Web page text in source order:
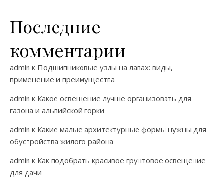
Последние
комментарии
admin к Подшипниковые узлы на лапах: виды,
применение и преимущества
admin к Какое освещение лучше организовать для
газона и альпийской горки
admin к Какие малые архитектурные формы нужны для
обустройства жилого района
admin к Как подобрать красивое грунтовое освещение
для дачи